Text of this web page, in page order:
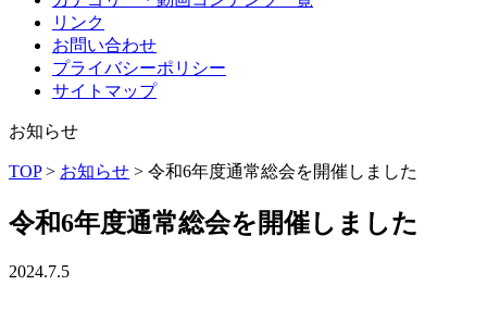
リンク
お問い合わせ
プライバシーポリシー
サイトマップ
お知らせ
TOP> お知らせ > 令和6年度通常総会を開催しました
令和6年度通常総会を開催しました
2024.7.5